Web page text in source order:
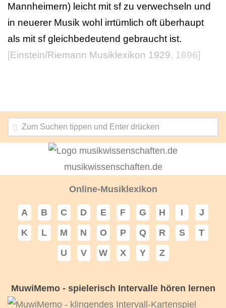
Mannheimern) leicht mit sf zu verwechseln und
in neuerer Musik wohl irrtümlich oft überhaupt
als mit sf gleichbedeutend gebraucht ist.
[Einstein/Riemann Musiklexikon 1929, 1696]
musikwissenschaften.de
Online-Musiklexikon
A B C D E F G H I
J
K
L M N O P Q R S
T
U
V W X Y Z
MuwiMemo - spielerisch Intervalle hören lernen